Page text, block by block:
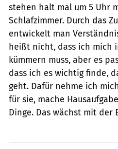
stehen halt mal um 5 Uhr
Schlafzimmer. Durch das
entwickelt man
heißt nicht, dass ich mich
kümmern muss, aber es
dass ich es wichtig finde,
geht. Dafür nehme ich
für sie, mache
Dinge. Das wächst mit der